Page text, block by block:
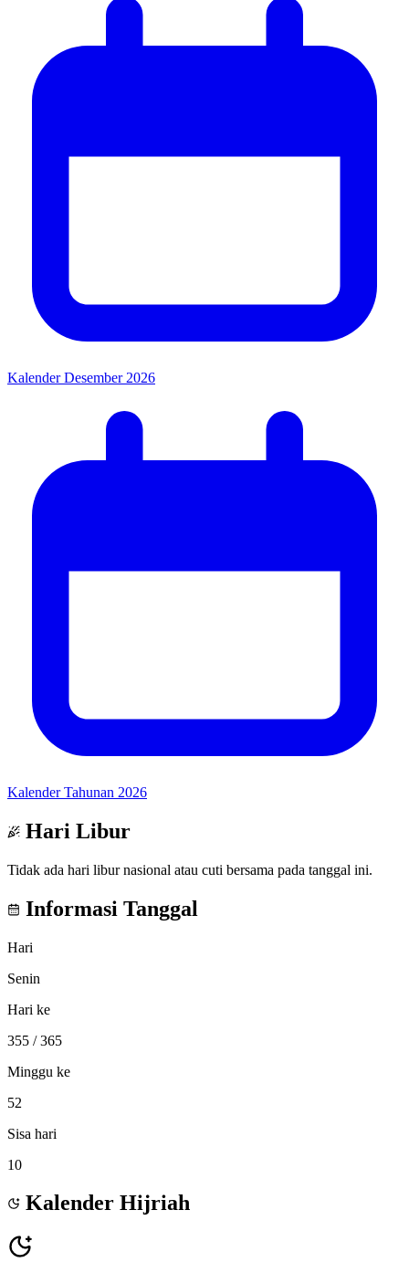
Kalender Desember 2026
Kalender Tahunan 2026
Hari Libur
Tidak ada hari libur nasional atau cuti bersama pada tanggal ini.
Informasi Tanggal
Hari
Senin
Hari ke
355 / 365
Minggu ke
52
Sisa hari
10
Kalender Hijriah